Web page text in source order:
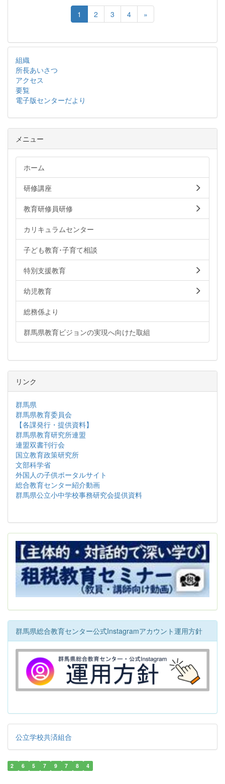
1 2 3 4 »
組織
所長あいさつ
アクセス
要覧
電子版センターだより
メニュー
ホーム
研修講座
教育研修員研修
カリキュラムセンター
子ども教育･子育て相談
特別支援教育
幼児教育
総務係より
群馬県教育ビジョンの実現へ向けた取組
リンク
群馬県
群馬県教育委員会
【各課発行・提供資料】
群馬県教育研究所連盟
連盟双書刊行会
国立教育政策研究所
文部科学省
外国人の子供ポータルサイト
総合教育センター紹介動画
群馬県公立小中学校事務研究会提供資料
群馬県総合教育センター公式Instagramアカウント運用方針
公立学校共済組合
2 6 5 7 9 7 8 4